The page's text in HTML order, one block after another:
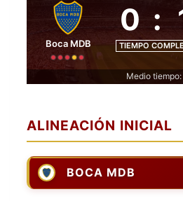
Boca MDB
0 :
TIEMPO
Medio
ALINEACIÓN INICIAL
BOCA MDB